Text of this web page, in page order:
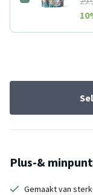
10
Plus-&
Gemaakt van